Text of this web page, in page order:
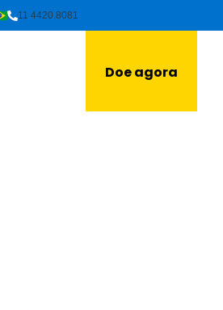
11 4420.8081
Doe agora